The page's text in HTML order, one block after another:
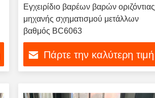
Εγχειρίδιο βαρέων βαρών οριζόντιας
μηχανής σχηματισμού μετάλλων
βαθμός BC6063
Πάρτε την καλύτερη τιμή